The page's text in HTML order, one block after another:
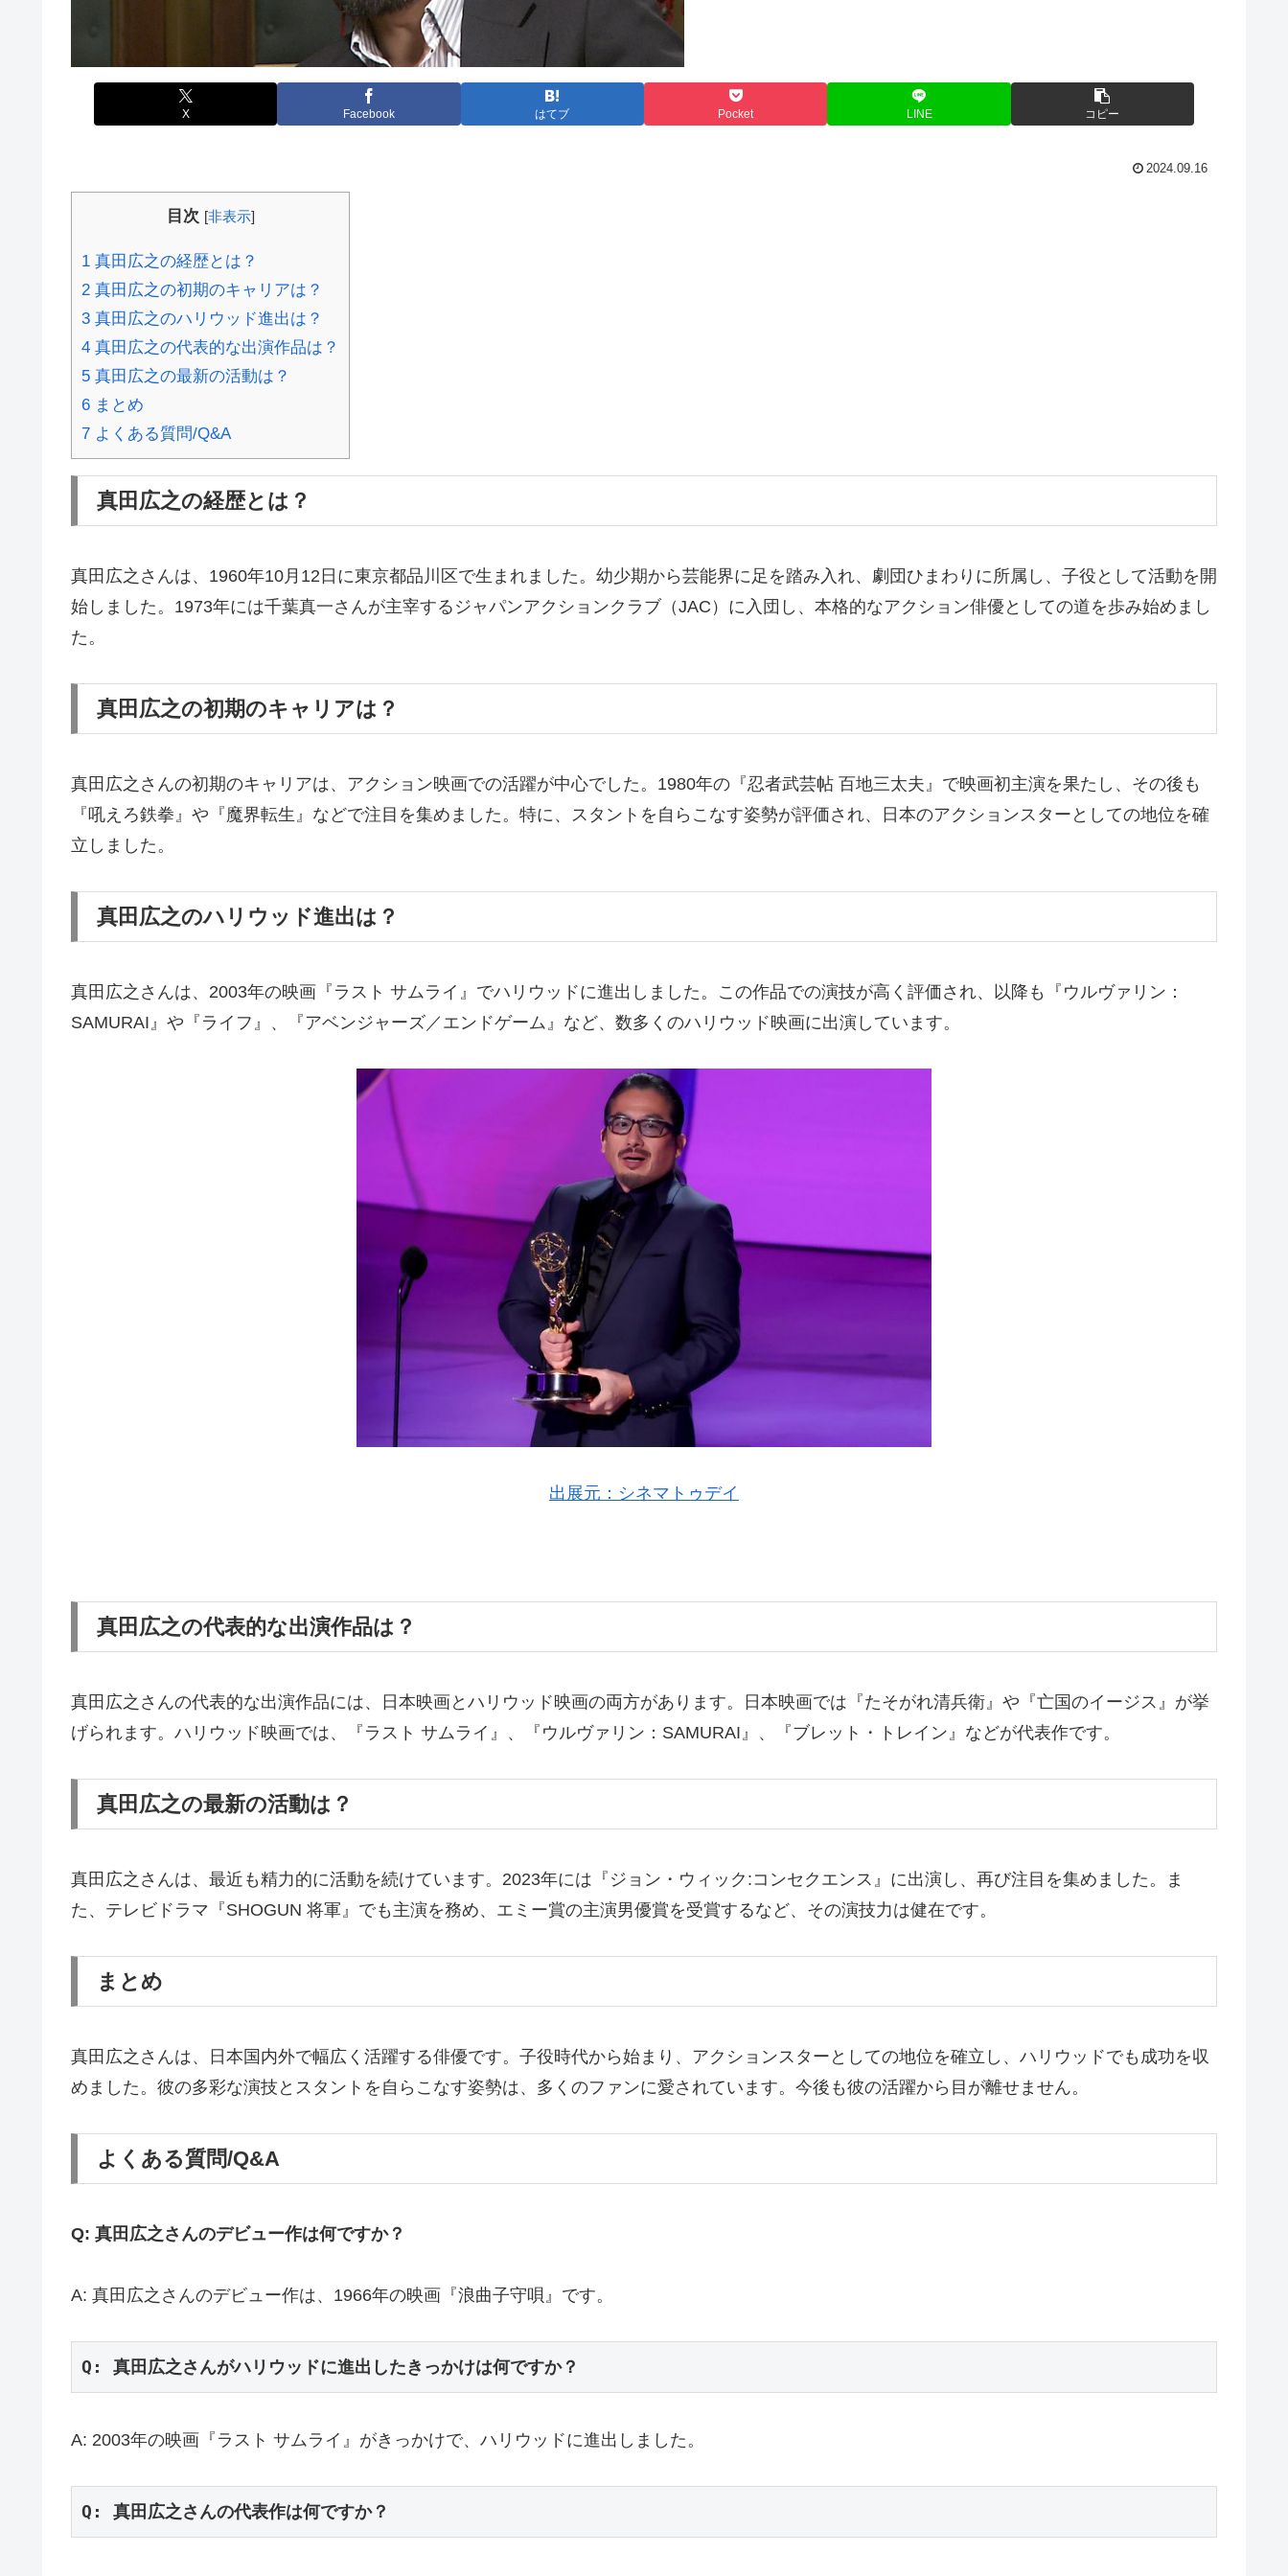
X Facebook はてブ Pocket LINE コピー
2024.09.16
目次 [非表示]
1 真田広之の経歴とは？
2 真田広之の初期のキャリアは？
3 真田広之のハリウッド進出は？
4 真田広之の代表的な出演作品は？
5 真田広之の最新の活動は？
6 まとめ
7 よくある質問/Q&A
真田広之の経歴とは？
真田広之さんは、1960年10月12日に東京都品川区で生まれました。幼少期から芸能界に足を踏み入れ、劇団ひまわりに所属し、子役として活動を開
始しました。1973年には千葉真一さんが主宰するジャパンアクションクラブ（JAC）に入団し、本格的なアクション俳優としての道を歩み始めまし
た。
真田広之の初期のキャリアは？
真田広之さんの初期のキャリアは、アクション映画での活躍が中心でした。1980年の『忍者武芸帖 百地三太夫』で映画初主演を果たし、その後も
『吼えろ鉄拳』や『魔界転生』などで注目を集めました。特に、スタントを自らこなす姿勢が評価され、日本のアクションスターとしての地位を確
立しました。
真田広之のハリウッド進出は？
真田広之さんは、2003年の映画『ラスト サムライ』でハリウッドに進出しました。この作品での演技が高く評価され、以降も『ウルヴァリン：
SAMURAI』や『ライフ』、『アベンジャーズ／エンドゲーム』など、数多くのハリウッド映画に出演しています。
出展元：シネマトゥデイ
真田広之の代表的な出演作品は？
真田広之さんの代表的な出演作品には、日本映画とハリウッド映画の両方があります。日本映画では『たそがれ清兵衛』や『亡国のイージス』が挙
げられます。ハリウッド映画では、『ラスト サムライ』、『ウルヴァリン：SAMURAI』、『ブレット・トレイン』などが代表作です。
真田広之の最新の活動は？
真田広之さんは、最近も精力的に活動を続けています。2023年には『ジョン・ウィック:コンセクエンス』に出演し、再び注目を集めました。ま
た、テレビドラマ『SHOGUN 将軍』でも主演を務め、エミー賞の主演男優賞を受賞するなど、その演技力は健在です。
まとめ
真田広之さんは、日本国内外で幅広く活躍する俳優です。子役時代から始まり、アクションスターとしての地位を確立し、ハリウッドでも成功を収
めました。彼の多彩な演技とスタントを自らこなす姿勢は、多くのファンに愛されています。今後も彼の活躍から目が離せません。
よくある質問/Q&A
Q: 真田広之さんのデビュー作は何ですか？
A: 真田広之さんのデビュー作は、1966年の映画『浪曲子守唄』です。
Q: 真田広之さんがハリウッドに進出したきっかけは何ですか？
A: 2003年の映画『ラスト サムライ』がきっかけで、ハリウッドに進出しました。
Q: 真田広之さんの代表作は何ですか？